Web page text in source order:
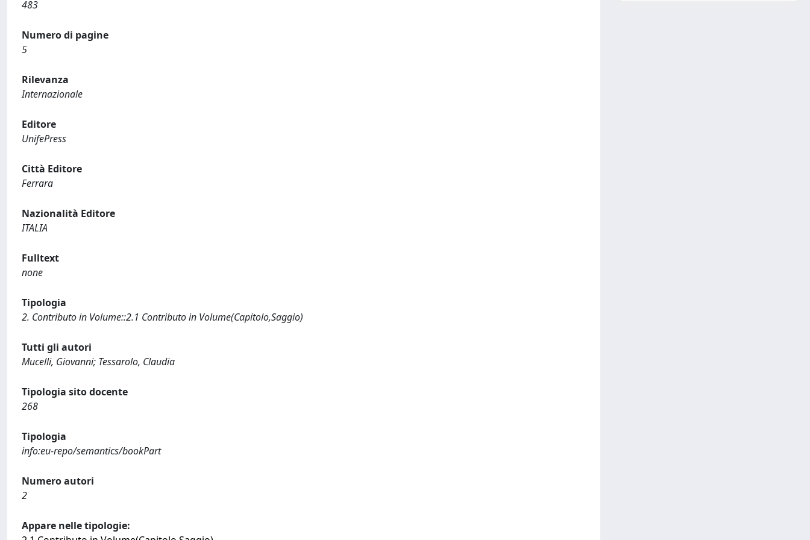
483
Numero di pagine
5
Rilevanza
Internazionale
Editore
UnifePress
Città Editore
Ferrara
Nazionalità Editore
ITALIA
Fulltext
none
Tipologia
2. Contributo in Volume::2.1 Contributo in Volume(Capitolo,Saggio)
Tutti gli autori
Mucelli, Giovanni; Tessarolo, Claudia
Tipologia sito docente
268
Tipologia
info:eu-repo/semantics/bookPart
Numero autori
2
Appare nelle tipologie: